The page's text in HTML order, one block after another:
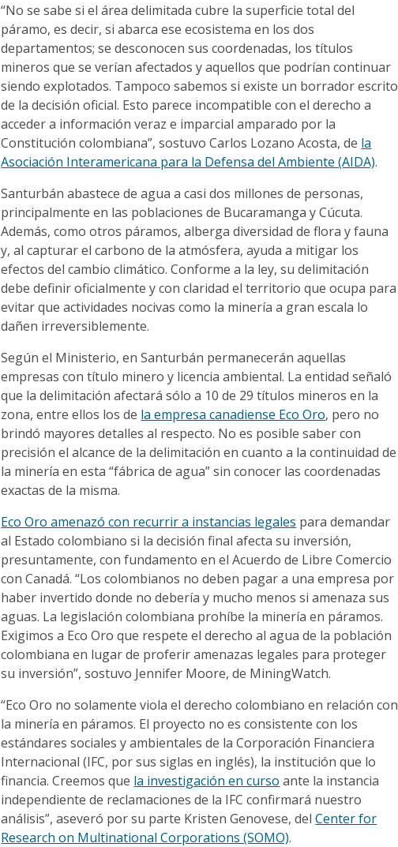
“No se sabe si el área delimitada cubre la superficie total del
páramo, es decir, si abarca ese ecosistema en los dos
departamentos; se desconocen sus coordenadas, los títulos
mineros que se verían afectados y aquellos que podrían continuar
siendo explotados. Tampoco sabemos si existe un borrador escrito
de la decisión oficial. Esto parece incompatible con el derecho a
acceder a información veraz e imparcial amparado por la
Constitución colombiana”, sostuvo Carlos Lozano Acosta, de la
Asociación Interamericana para la Defensa del Ambiente (AIDA).
Santurbán abastece de agua a casi dos millones de personas,
principalmente en las poblaciones de Bucaramanga y Cúcuta.
Además, como otros páramos, alberga diversidad de flora y fauna
y, al capturar el carbono de la atmósfera, ayuda a mitigar los
efectos del cambio climático. Conforme a la ley, su delimitación
debe definir oficialmente y con claridad el territorio que ocupa para
evitar que actividades nocivas como la minería a gran escala lo
dañen irreversiblemente.
Según el Ministerio, en Santurbán permanecerán aquellas
empresas con título minero y licencia ambiental. La entidad señaló
que la delimitación afectará sólo a 10 de 29 títulos mineros en la
zona, entre ellos los de la empresa canadiense Eco Oro, pero no
brindó mayores detalles al respecto. No es posible saber con
precisión el alcance de la delimitación en cuanto a la continuidad de
la minería en esta “fábrica de agua” sin conocer las coordenadas
exactas de la misma.
Eco Oro amenazó con recurrir a instancias legales para demandar
al Estado colombiano si la decisión final afecta su inversión,
presuntamente, con fundamento en el Acuerdo de Libre Comercio
con Canadá. “Los colombianos no deben pagar a una empresa por
haber invertido donde no debería y mucho menos si amenaza sus
aguas. La legislación colombiana prohíbe la minería en páramos.
Exigimos a Eco Oro que respete el derecho al agua de la población
colombiana en lugar de proferir amenazas legales para proteger
su inversión”, sostuvo Jennifer Moore, de MiningWatch.
“Eco Oro no solamente viola el derecho colombiano en relación con
la minería en páramos. El proyecto no es consistente con los
estándares sociales y ambientales de la Corporación Financiera
Internacional (IFC, por sus siglas en inglés), la institución que lo
financia. Creemos que la investigación en curso ante la instancia
independiente de reclamaciones de la IFC confirmará nuestro
análisis”, aseveró por su parte Kristen Genovese, delCenter for
Research on Multinational Corporations (SOMO).